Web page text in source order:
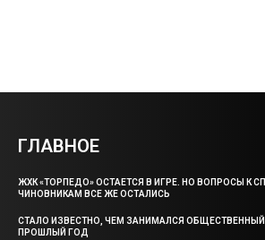
ГЛАВНОЕ
ЖХК «ТОРПЕДО» ОСТАЕТСЯ В ИГРЕ. НО ВОПРОСЫ К
ЧИНОВНИКАМ ВСЕ ЖЕ ОСТАЛИСЬ
СТАЛО ИЗВЕСТНО, ЧЕМ ЗАНИМАЛСЯ ОБЩЕСТВЕННЫЙ
ПРОШЛЫЙ ГОД